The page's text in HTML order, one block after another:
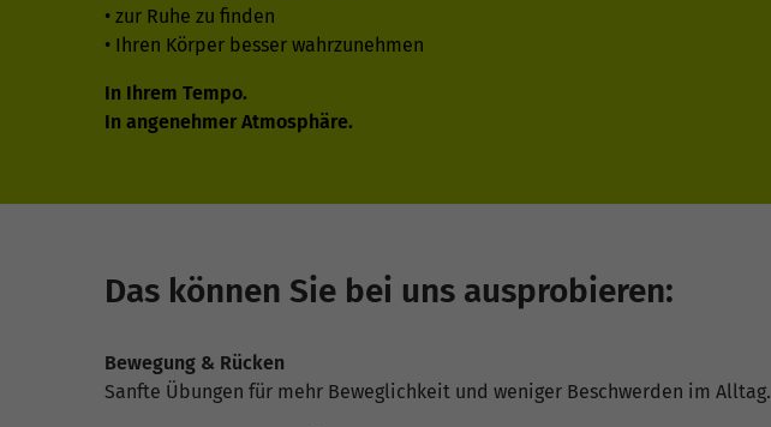
• zur Ruhe zu finden
• Ihren Körper besser wahrzunehmen
In Ihrem Tempo.
In angenehmer Atmosphäre.
Das können Sie bei uns ausprobieren:
Bewegung & Rücken
Sanfte Übungen für mehr Beweglichkeit und weniger ­Beschwerden im Alltag.